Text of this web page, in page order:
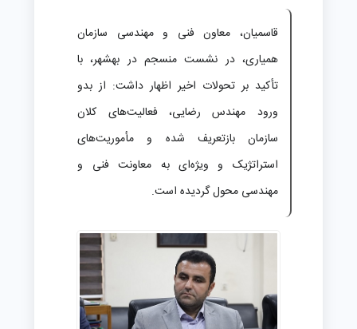
قاسمیان، معاون فنی و مهندسی سازمان
همیاری، در نشست منسجم در بهشهر، با
تأکید بر تحولات اخیر اظهار داشت: از بدو
ورود مهندس رضایی، فعالیت‌های کلان
سازمان بازتعریف شده و مأموریت‌های
استراتژیک و ویژه‌ای به معاونت فنی و
مهندسی محول گردیده است.